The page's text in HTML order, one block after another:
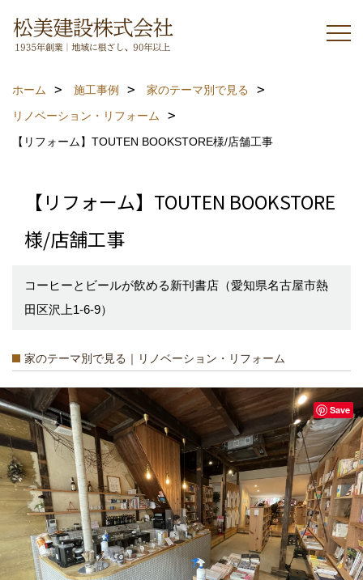
ホーム 施工事例
家のテーマ別で見る
リノベーション・リフォーム
【リフォーム】TOUTEN BOOKSTORE様/店舗工事
【リフォーム】TOUTEN BOOKSTORE
様/店舗工事
コーヒーとビールが飲める新刊書店（愛知県名古屋市熱
田区沢上1-6-9）
家のテーマ別で見る｜リノベーション・リフォーム
Save